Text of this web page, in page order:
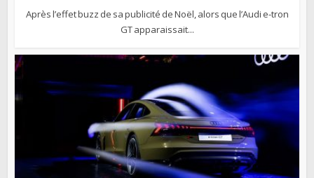
Après l’effet buzz de sa publicité de Noël, alors que l’Audi e-tron
GT apparaissait...